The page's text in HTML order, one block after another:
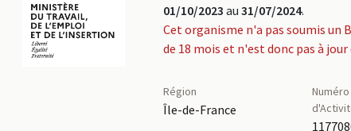
01/10/2023 au 31/07/2024.
Cet organisme n'a pas soumis un
de 18 mois et n'est donc pas à
Région
Île-de-France